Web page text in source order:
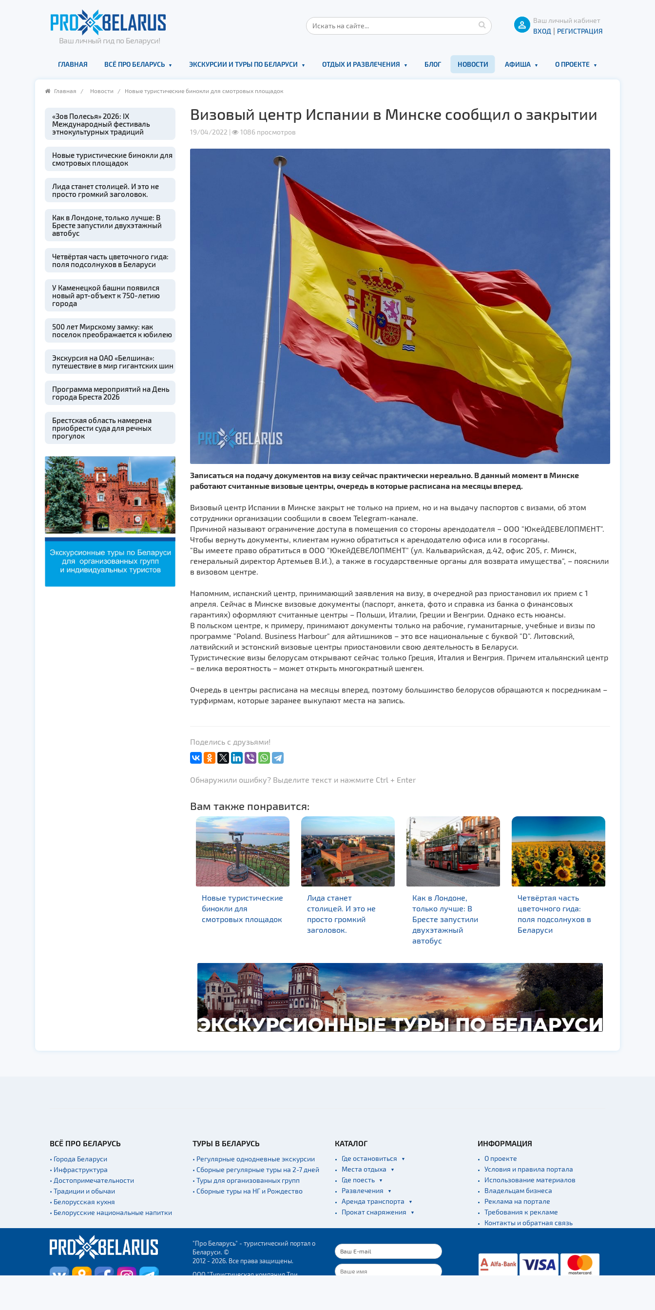
Ваш личный гид по Беларуси!
Ваш личный кабинет
ВХОД | РЕГИСТРАЦИЯ
ГЛАВНАЯ ВСЁ ПРО БЕЛАРУСЬ ЭКСКУРСИИ И ТУРЫ ПО БЕЛАРУСИ ОТДЫХ И РАЗВЛЕЧЕНИЯ БЛОГ НОВОСТИ АФИША О ПРОЕКТЕ
Главная / Новости / Новые туристические бинокли для смотровых площадок
«Зов Полесья» 2026: IX
Международный фестиваль
этнокультурных традиций
Новые туристические бинокли для
смотровых площадок
Лида станет столицей. И это не
просто громкий заголовок.
Как в Лондоне, только лучше: В
Бресте запустили двухэтажный
автобус
Четвёртая часть цветочного гида:
поля подсолнухов в Беларуси
У Каменецкой башни появился
новый арт-объект к 750-летию
города
500 лет Мирскому замку: как
поселок преображается к юбилею
Экскурсия на ОАО «Белшина»:
путешествие в мир гигантских шин
Программа мероприятий на День
города Бреста 2026
Брестская область намерена
приобрести суда для речных
прогулок
Визовый центр Испании в Минске сообщил о закрытии
19/04/2022 | 1086 просмотров
Записаться на подачу документов на визу сейчас практически нереально. В данный момент в Минске
работают считанные визовые центры, очередь в которые расписана на месяцы вперед.
Визовый центр Испании в Минске закрыт не только на прием, но и на выдачу паспортов с визами, об этом
сотрудники организации сообщили в своем Telegram-канале.
Причиной называют ограничение доступа в помещения со стороны арендодателя – ООО "ЮкейДЕВЕЛОПМЕНТ".
Чтобы вернуть документы, клиентам нужно обратиться к арендодателю офиса или в госорганы.
"Вы имеете право обратиться в ООО "ЮкейДЕВЕЛОПМЕНТ" (ул. Кальварийская, д.42, офис 205, г. Минск,
генеральный директор Артемьев В.И.), а также в государственные органы для возврата имущества", – пояснили
в визовом центре.
Напомним, испанский центр, принимающий заявления на визу, в очередной раз приостановил их прием с 1
апреля. Сейчас в Минске визовые документы (паспорт, анкета, фото и справка из банка о финансовых
гарантиях) оформляют считанные центры – Польши, Италии, Греции и Венгрии. Однако есть нюансы.
В польском центре, к примеру, принимают документы только на рабочие, гуманитарные, учебные и визы по
программе "Poland. Business Harbour" для айтишников – это все национальные с буквой "D". Литовский,
латвийский и эстонский визовые центры приостановили свою деятельность в Беларуси.
Туристические визы белорусам открывают сейчас только Греция, Италия и Венгрия. Причем итальянский центр
– велика вероятность – может открыть многократный шенген.
Очередь в центры расписана на месяцы вперед, поэтому большинство белорусов обращаются к посредникам –
турфирмам, которые заранее выкупают места на запись.
Поделись с друзьями!
Обнаружили ошибку? Выделите текст и нажмите Ctrl + Enter
Вам также понравится:
Новые туристические
бинокли для
смотровых площадок
Лида станет
столицей. И это не
просто громкий
заголовок.
Как в Лондоне,
только лучше: В
Бресте запустили
двухэтажный
автобус
Четвёртая часть
цветочного гида:
поля подсолнухов в
Беларуси
ВСЁ ПРО БЕЛАРУСЬ
• Города Беларуси
• Инфраструктура
• Достопримечательности
• Традиции и обычаи
• Белорусская кухня
• Белорусские национальные напитки
ТУРЫ В БЕЛАРУСЬ
• Регулярные однодневные экскурсии
• Сборные регулярные туры на 2-7 дней
• Туры для организованных групп
• Сборные туры на НГ и Рождество
КАТАЛОГ
Где остановиться
Места отдыха
Где поесть
Развлечения
Аренда транспорта
Прокат снаряжения
ИНФОРМАЦИЯ
О проекте
Условия и правила портала
Использование материалов
Владельцам бизнеса
Реклама на портале
Требования к рекламе
Контакты и обратная связь
"Про Беларусь" - туристический портал о
Беларуси. ©
2012 - 2026. Все права защищены.
ООО "Туристическая компания Три